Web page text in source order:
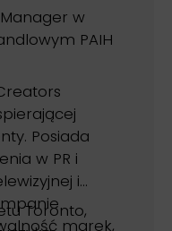
w
PAIH
Posiada
w PR i
i
marek,
Toronto,